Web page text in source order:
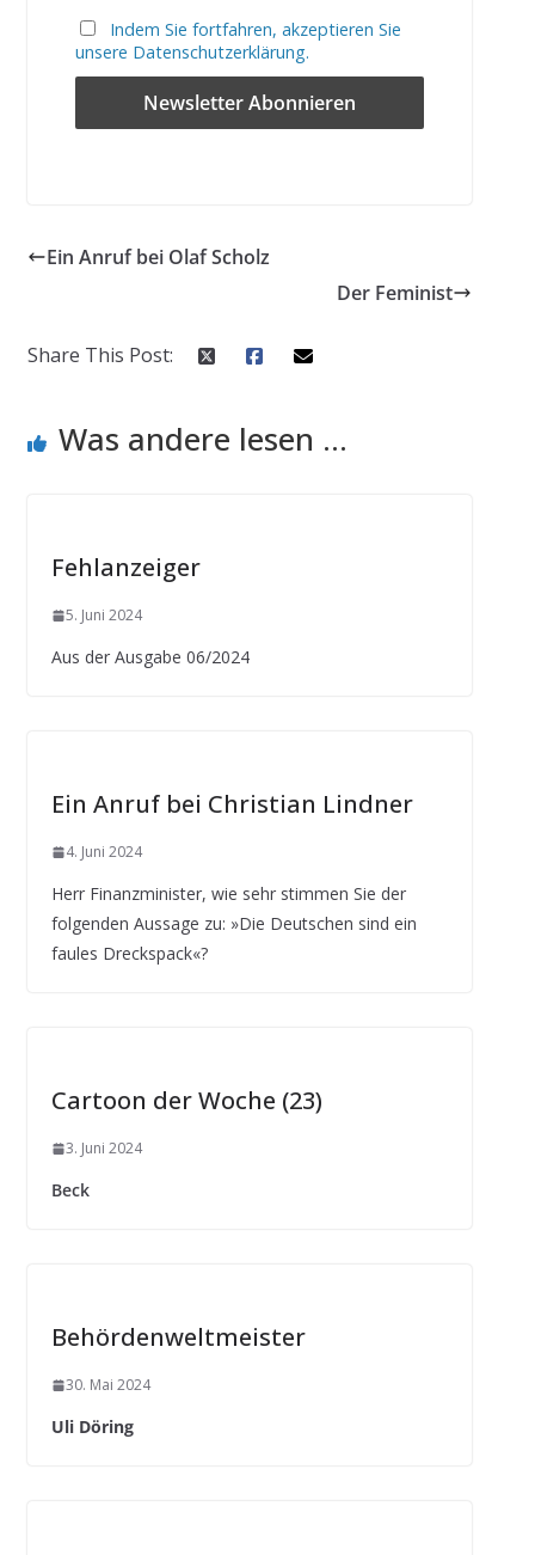
Indem Sie fortfahren, akzeptieren Sie
unsere Datenschutzerklärung.
Ein Anruf bei Olaf Scholz
Der Feminist
Share This Post:
Was andere lesen ...
Fehlanzeiger
5. Juni 2024
Aus der Ausgabe 06/2024
Ein Anruf bei Christian Lindner
4. Juni 2024
Herr Finanzminister, wie sehr stimmen Sie der
folgenden Aussage zu: »Die Deutschen sind ein
faules Dreckspack«?
Cartoon der Woche (23)
3. Juni 2024
Beck
Behördenweltmeister
30. Mai 2024
Uli Döring